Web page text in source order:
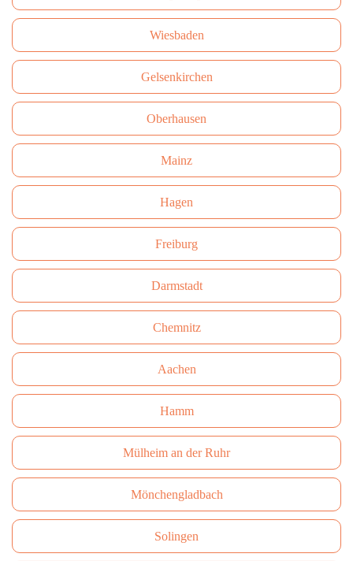
Wiesbaden
Gelsenkirchen
Oberhausen
Mainz
Hagen
Freiburg
Darmstadt
Сhemnitz
Aachen
Hamm
Mülheim an der Ruhr
Mönchengladbach
Solingen